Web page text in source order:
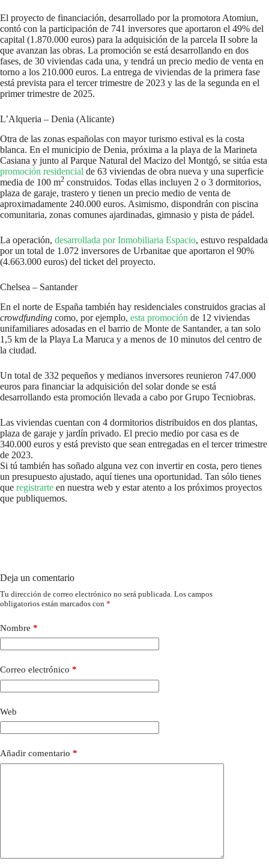
El proyecto de financiación, desarrollado por la promotora Atomiun,
contó con la participación de 741 inversores que aportaron el 49% del
capital (1.870.000 euros) para la adquisición de la parcela II sobre la
que avanzan las obras. La promoción se está desarrollando en dos
fases, de 30 viviendas cada una, y tendrá un precio medio de venta en
torno a los 210.000 euros. La entrega de viviendas de la primera fase
está prevista para el tercer trimestre de 2023 y las de la segunda en el
primer trimestre de 2025.
L’Alqueria – Denia (Alicante)
Otra de las zonas españolas con mayor turismo estival es la costa
blanca. En el municipio de Denia, próxima a la playa de la Marineta
Casiana y junto al Parque Natural del Macizo del Montgó, se sitúa esta
promoción residencial de 63 viviendas de obra nueva y una superficie
media de 100 m2 construidos. Todas ellas incluyen 2 o 3 dormitorios,
plaza de garaje, trastero y tienen un precio medio de venta de
aproximadamente 240.000 euros. Asimismo, dispondrán con piscina
comunitaria, zonas comunes ajardinadas, gimnasio y pista de pádel.
La operación, desarrollada por Inmobiliaria Espacio, estuvo respaldada
por un total de 1.072 inversores de Urbanitae que aportaron el 90%
(4.663.000 euros) del ticket del proyecto.
Chelsea – Santander
En el norte de España también hay residenciales construidos gracias al
crowdfunding como, por ejemplo, esta promoción de 12 viviendas
unifamiliares adosadas en el barrio de Monte de Santander, a tan solo
1,5 km de la Playa La Maruca y a menos de 10 minutos del centro de
la ciudad.
Un total de 332 pequeños y medianos inversores reunieron 747.000
euros para financiar la adquisición del solar donde se está
desarrollando esta promoción llevada a cabo por Grupo Tecniobras.
Las viviendas cuentan con 4 dormitorios distribuidos en dos plantas,
plaza de garaje y jardín privado. El precio medio por casa es de
340.000 euros y está previsto que sean entregadas en el tercer trimestre
de 2023.
Si tú también has soñado alguna vez con invertir en costa, pero tienes
un presupuesto ajustado, aquí tienes una oportunidad. Tan sólo tienes
que registrarte en nuestra web y estar atento a los próximos proyectos
que publiquemos.
Deja un comentario
Tu dirección de correo electrónico no será publicada. Los campos
obligatorios están marcados con *
Nombre *
Correo electrónico *
Web
Añadir comentario *